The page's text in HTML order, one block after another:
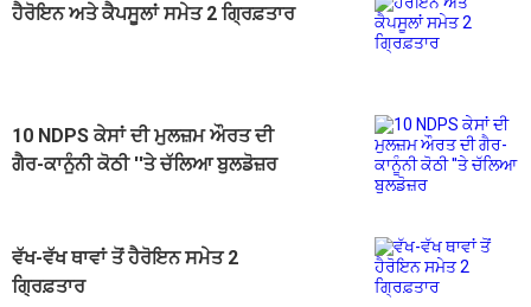
ਹੈਰੋਇਨ ਅਤੇ ਕੈਪਸੂਲਾਂ ਸਮੇਤ 2 ਗ੍ਰਿਫ਼ਤਾਰ
10 NDPS ਕੇਸਾਂ ਦੀ ਮੁਲਜ਼ਮ ਔਰਤ ਦੀ
ਗੈਰ-ਕਾਨੂੰਨੀ ਕੋਠੀ ''ਤੇ ਚੱਲਿਆ ਬੁਲਡੋਜ਼ਰ
ਵੱਖ-ਵੱਖ ਥਾਵਾਂ ਤੋਂ ਹੈਰੋਇਨ ਸਮੇਤ 2
ਗ੍ਰਿਫ਼ਤਾਰ